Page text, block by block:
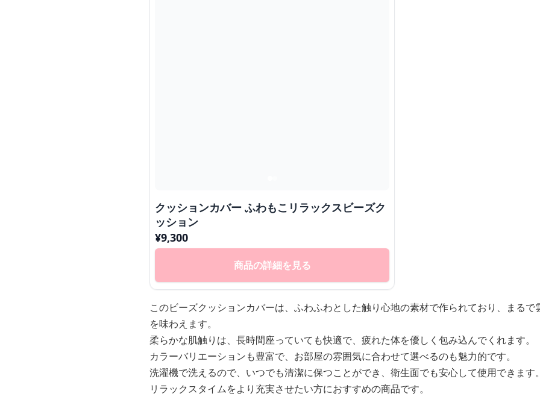
クッションカバー ふわもこリラックスビーズク
ッション
¥9,300
商品の詳細を見る
このビーズクッションカバーは、ふわふわとした触り心地の素材で作られており、まるで
を味わえます。
柔らかな肌触りは、長時間座っていても快適で、疲れた体を優しく包み込んでくれます。
カラーバリエーションも豊富で、お部屋の雰囲気に合わせて選べるのも魅力的です。
洗濯機で洗えるので、いつでも清潔に保つことができ、衛生面でも安心して使用できます。
リラックスタイムをより充実させたい方におすすめの商品です。